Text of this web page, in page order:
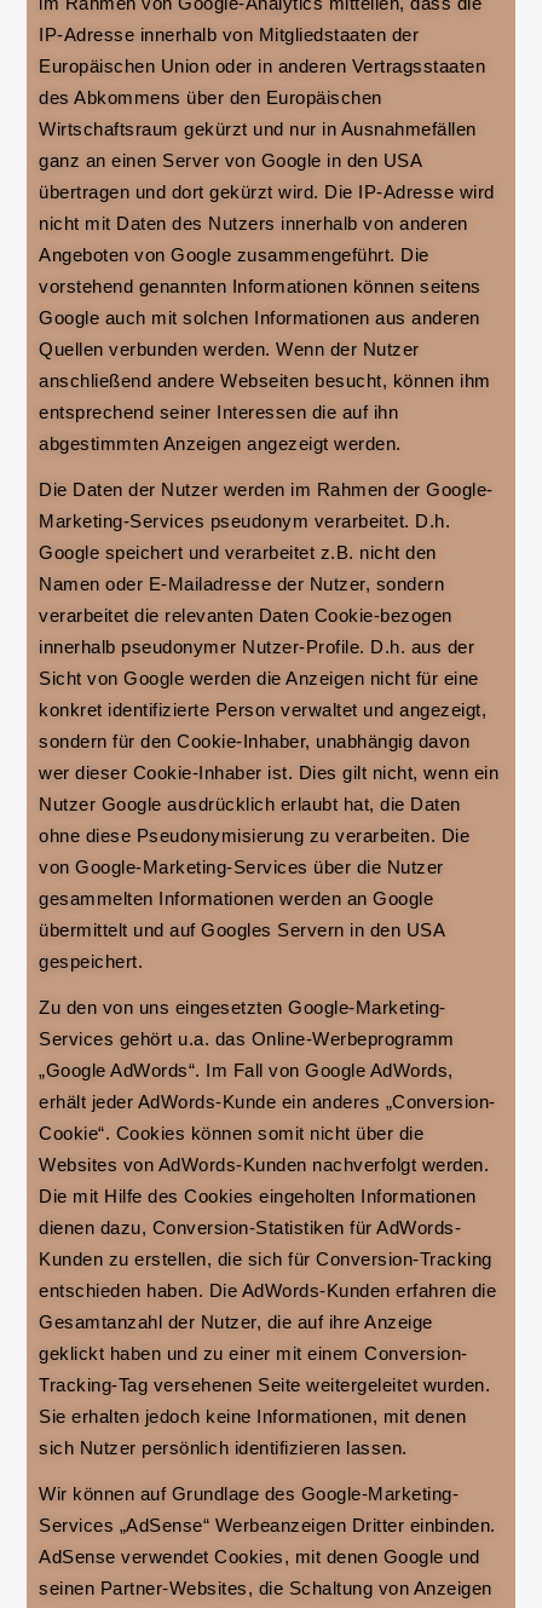
IP-Adresse innerhalb von Mitgliedstaaten der
Europäischen Union oder in anderen Vertragsstaaten
des Abkommens über den Europäischen
Wirtschaftsraum gekürzt und nur in Ausnahmefällen
ganz an einen Server von Google in den USA
übertragen und dort gekürzt wird. Die IP-Adresse wird
nicht mit Daten des Nutzers innerhalb von anderen
Angeboten von Google zusammengeführt. Die
vorstehend genannten Informationen können seitens
Google auch mit solchen Informationen aus anderen
Quellen verbunden werden. Wenn der Nutzer
anschließend andere Webseiten besucht, können ihm
entsprechend seiner Interessen die auf ihn
abgestimmten Anzeigen angezeigt werden.
Die Daten der Nutzer werden im Rahmen der Google-
Marketing-Services pseudonym verarbeitet. D.h.
Google speichert und verarbeitet z.B. nicht den
Namen oder E-Mailadresse der Nutzer, sondern
verarbeitet die relevanten Daten Cookie-bezogen
innerhalb pseudonymer Nutzer-Profile. D.h. aus der
Sicht von Google werden die Anzeigen nicht für eine
konkret identifizierte Person verwaltet und angezeigt,
sondern für den Cookie-Inhaber, unabhängig davon
wer dieser Cookie-Inhaber ist. Dies gilt nicht, wenn ein
Nutzer Google ausdrücklich erlaubt hat, die Daten
ohne diese Pseudonymisierung zu verarbeiten. Die
von Google-Marketing-Services über die Nutzer
gesammelten Informationen werden an Google
übermittelt und auf Googles Servern in den USA
gespeichert.
Zu den von uns eingesetzten Google-Marketing-
Services gehört u.a. das Online-Werbeprogramm
„Google AdWords“. Im Fall von Google AdWords,
erhält jeder AdWords-Kunde ein anderes „Conversion-
Cookie“. Cookies können somit nicht über die
Websites von AdWords-Kunden nachverfolgt werden.
Die mit Hilfe des Cookies eingeholten Informationen
dienen dazu, Conversion-Statistiken für AdWords-
Kunden zu erstellen, die sich für Conversion-Tracking
entschieden haben. Die AdWords-Kunden erfahren die
Gesamtanzahl der Nutzer, die auf ihre Anzeige
geklickt haben und zu einer mit einem Conversion-
Tracking-Tag versehenen Seite weitergeleitet wurden.
Sie erhalten jedoch keine Informationen, mit denen
sich Nutzer persönlich identifizieren lassen.
Wir können auf Grundlage des Google-Marketing-
Services „AdSense“ Werbeanzeigen Dritter einbinden.
AdSense verwendet Cookies, mit denen Google und
seinen Partner-Websites, die Schaltung von Anzeigen